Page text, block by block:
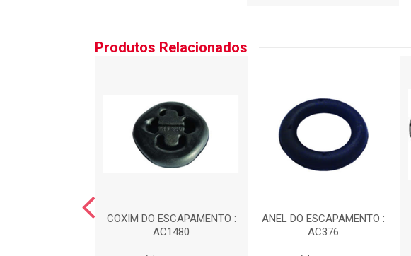
Produtos Relacionados
COXIM DO ESCAPAMENTO :
AC1480
ANEL DO ESCAPAMENTO :
AC376